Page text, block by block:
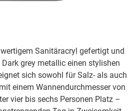
Sanitäracryl gefertigt und
grey metallic einen stylishen
sich sowohl für Salz- als auch
einem Wannendurchmesser von
vier bis sechs Personen Platz –